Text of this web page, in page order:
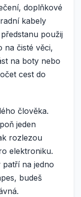
doplňkové
kabely
použij
na čisté věci,
na boty nebo
cest do
člověka.
jeden
rozlezou
elektroniku.
na jedno
budeš